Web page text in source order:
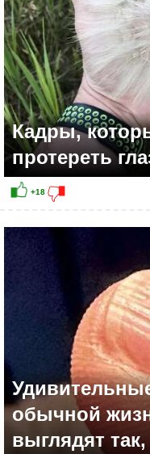
Кадры,
протереть
обычной
выглядят